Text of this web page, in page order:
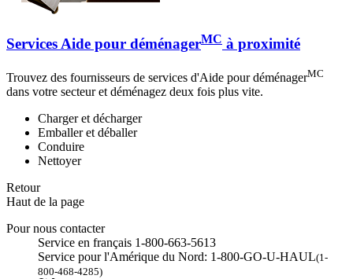
Services Aide pour déménagerMC à proximité
Trouvez des fournisseurs de services d'Aide pour déménagerMC
dans votre secteur et déménagez deux fois plus vite.
Charger et décharger
Emballer et déballer
Conduire
Nettoyer
Retour
Haut de la page
Pour nous contacter
Service en français 1-800-663-5613
Service pour l'Amérique du Nord: 1-800-GO-U-HAUL(1-
800-468-4285)